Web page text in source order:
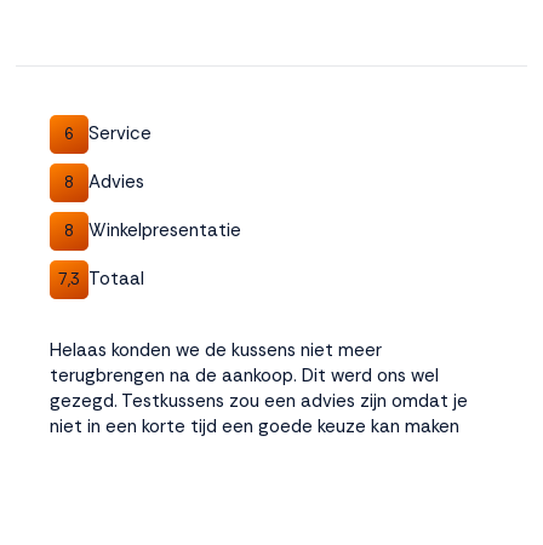
6 Service
8 Advies
8 Winkelpresentatie
7,3 Totaal
Helaas konden we de kussens niet meer
terugbrengen na de aankoop. Dit werd ons wel
gezegd. Testkussens zou een advies zijn omdat je
niet in een korte tijd een goede keuze kan maken